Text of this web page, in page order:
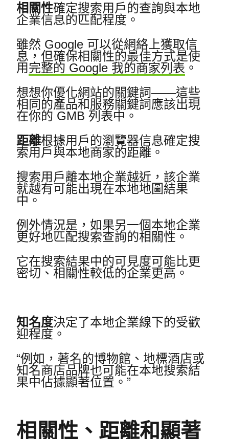
相關性確定搜索用戶的查詢與本地
企業信息的匹配程度。
雖然 Google 可以從網絡上獲取信
息，但確保相關性的最佳方式是使
用完整的 Google 我的商家列表 。
想想你優化網站的關鍵詞——這些
相同的產品和服務關鍵詞應該出現
在你的 GMB 列表中。
距離根據用戶的瀏覽器信息確定搜
索用戶與本地商家的距離。
搜索用戶離本地企業越近，該企業
就越有可能出現在本地地圖結果
中。
例外情況是，如果另一個本地企業
更好地匹配搜索查詢的相關性。
它在搜索結果中的可見度可能比更
密切、相關性較低的企業更高。
知名度決定了本地企業線下的受歡
迎程度。
“例如，著名的博物館、地標酒店或
知名商店品牌也可能在本地搜索結
果中佔據顯著位置。”
相關性、距離和顯著